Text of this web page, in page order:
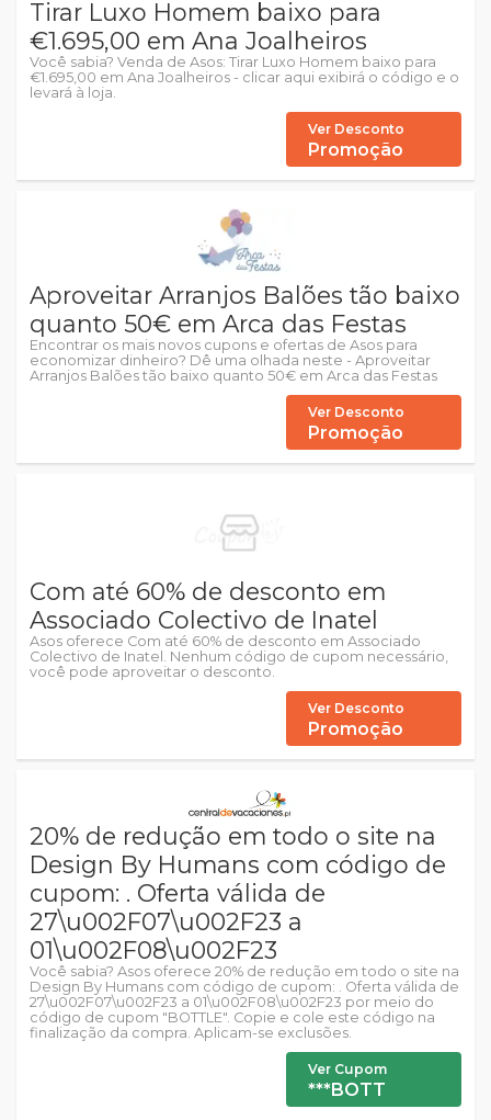
Tirar Luxo Homem baixo para
€1.695,00 em Ana Joalheiros
Você sabia? Venda de Asos: Tirar Luxo Homem baixo para
€1.695,00 em Ana Joalheiros - clicar aqui exibirá o código e o
levará à loja.
Ver Desconto
Promoção
Aproveitar Arranjos Balões tão baixo
quanto 50€ em Arca das Festas
Encontrar os mais novos cupons e ofertas de Asos para
economizar dinheiro? Dê uma olhada neste - Aproveitar
Arranjos Balões tão baixo quanto 50€ em Arca das Festas
Ver Desconto
Promoção
Com até 60% de desconto em
Associado Colectivo de Inatel
Asos oferece Com até 60% de desconto em Associado
Colectivo de Inatel. Nenhum código de cupom necessário,
você pode aproveitar o desconto.
Ver Desconto
Promoção
20% de redução em todo o site na
Design By Humans com código de
cupom: . Oferta válida de
27\u002F07\u002F23 a
01\u002F08\u002F23
Você sabia? Asos oferece 20% de redução em todo o site na
Design By Humans com código de cupom: . Oferta válida de
27\u002F07\u002F23 a 01\u002F08\u002F23 por meio do
código de cupom "BOTTLE". Copie e cole este código na
finalização da compra. Aplicam-se exclusões.
Ver Cupom
***BOTT